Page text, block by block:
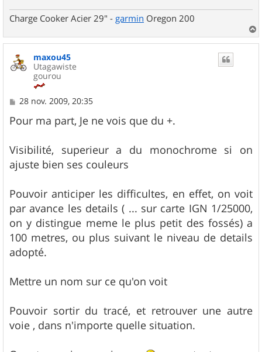
Charge Cooker Acier 29" - garmin Oregon 200
a
u
maxou45
Utagawiste
gourou
M
s
s
g
e
28 nov. 2009, 20:35
Pour ma part, Je ne vois que du +.
Visibilité, superieur a du monochrome si on
ajuste bien ses couleurs
Pouvoir anticiper les difficultes, en effet, on voit
par avance les details ( ... sur carte IGN 1/25000,
on y distingue meme le plus petit des fossés) a
100 metres, ou plus suivant le niveau de details
adopté.
Mettre un nom sur ce qu'on voit
Pouvoir sortir du tracé, et retrouver une autre
voie , dans n'importe quelle situation.